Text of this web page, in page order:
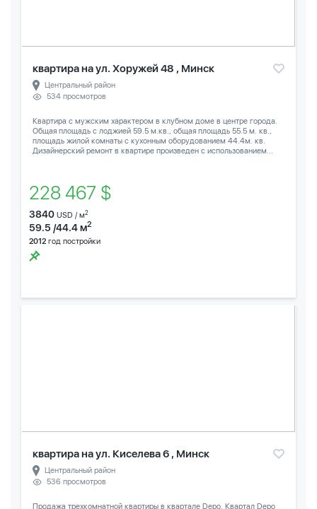
квартира на ул. Хоружей 48 , Минск
Центральный район
534 просмотров
Квартира с мужским характером в клубном доме в центре города.
Общая площадь с лоджией 59.5 м.кв., общая площадь 55.5 м. кв.,
площадь жилой комнаты с кухонным оборудованием 44.4м. кв.
Дизайнерский ремонт в квартире произведен с использованием...
228 467 $
3840 USD / м2
59.5 /44.4 м2
2012 год постройки
квартира на ул. Киселева 6 , Минск
Центральный район
536 просмотров
Продажа трехкомнатной квартиры в квартале Depo. Квартал Depo